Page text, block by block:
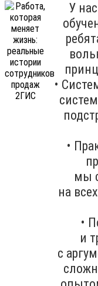
У
•
•
мы
на
•
и
с